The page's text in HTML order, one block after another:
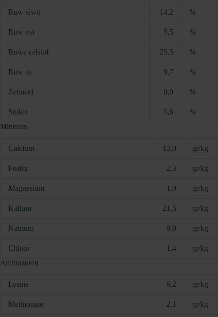
Ruw eiwit 14,2 %
Ruw vet 5,5 %
Ruwe celstof 25,5 %
Ruw as 9,7 %
Zetmeel 0,0 %
Suiker 5,6
%
Minerals
Calcium 12,0 gr/kg
Fosfor 2,3 gr/kg
Magnesium 1,9 gr/kg
Kalium 21,5 gr/kg
Natrium 0,9 gr/kg
Chloor 1,4
gr/kg
Aminozuren
Lysine 6,2 gr/kg
Methionine 2,1 gr/kg